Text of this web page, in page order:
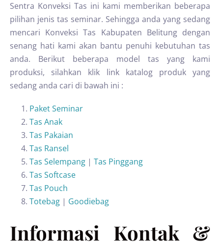
Sentra Konveksi Tas ini kami memberikan beberapa
pilihan jenis tas seminar. Sehingga anda yang sedang
mencari Konveksi Tas Kabupaten Belitung dengan
senang hati kami akan bantu penuhi kebutuhan tas
anda. Berikut beberapa model tas yang kami
produksi, silahkan klik link katalog produk yang
sedang anda cari di bawah ini :
Paket Seminar
Tas Anak
Tas Pakaian
Tas Ransel
Tas Selempang | Tas Pinggang
Tas Softcase
Tas Pouch
Totebag | Goodiebag
Informasi Kontak &